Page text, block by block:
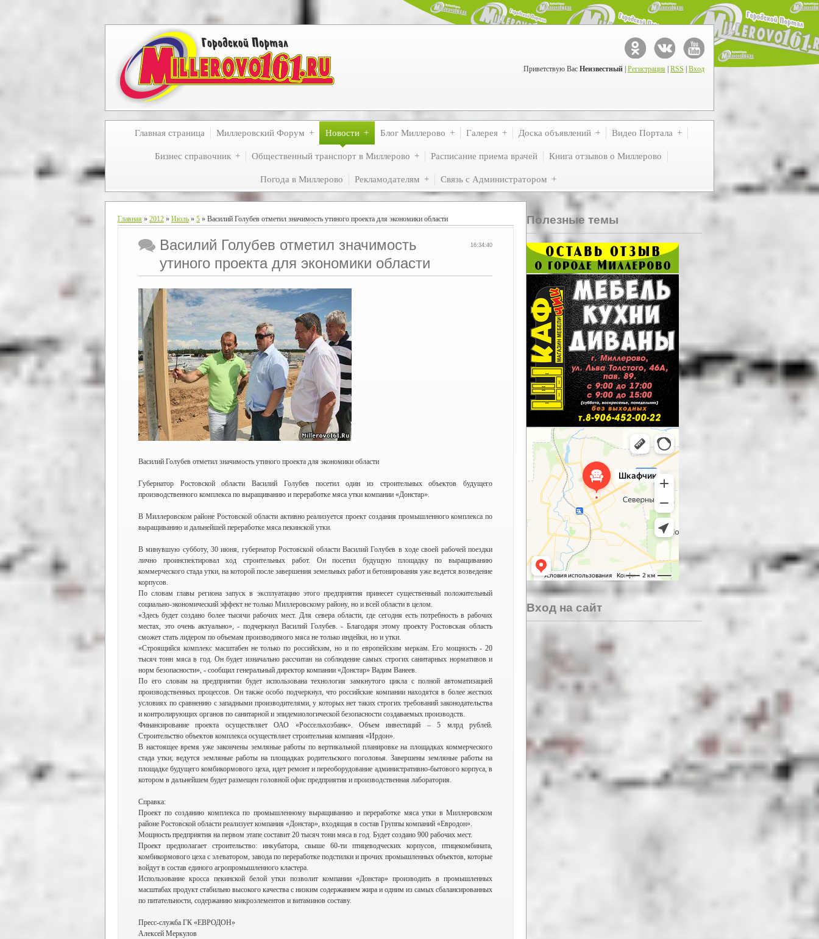
Приветствую Вас Неизвестный Регистрация RSS Вход
Главная страница Миллеровский Форум Новости Блог Миллерово Галерея Доска объявлений Видео Портала
Бизнес справочник Общественный транспорт в Миллерово Расписание приема врачей Книга отзывов о Миллерово
Погода в Миллерово Рекламодателям Связь с Администратором
Главная » 2012 » Июль » 5 » Василий Голубев отметил значимость утиного проекта для экономики области
16:34:40
Василий Голубев отметил значимость
утиного проекта для экономики области
Василий Голубев отметил значимость утиного проекта для экономики области
Губернатор Ростовской области Василий Голубев посетил один из строительных объектов будущего
производственного комплекса по выращиванию и переработке мяса утки компании «Донстар».
В Миллеровском районе Ростовской области активно реализуется проект создания промышленного комплекса по
выращиванию и дальнейшей переработке мяса пекинской утки.
В минувшую субботу, 30 июня, губернатор Ростовской области Василий Голубев в ходе своей рабочей поездки
лично проинспектировал ход строительных работ. Он посетил будущую площадку по выращиванию
коммерческого стада утки, на которой после завершения земельных работ и бетонирования уже ведется возведение
корпусов.
По словам главы региона запуск в эксплуатацию этого предприятия принесет существенный положительный
социально-экономический эффект не только Миллеровскому району, но и всей области в целом.
«Здесь будет создано более тысячи рабочих мест. Для севера области, где сегодня есть потребность в рабочих
местах, это очень актуально», - подчеркнул Василий Голубев. - Благодаря этому проекту Ростовская область
сможет стать лидером по объемам производимого мяса не только индейки, но и утки.
«Строящийся комплекс масштабен не только по российским, но и по европейским меркам. Его мощность - 20
тысяч тонн мяса в год. Он будет изначально рассчитан на соблюдение самых строгих санитарных нормативов и
норм безопасности», - сообщил генеральный директор компании «Донстар» Вадим Ванеев.
По его словам на предприятии будет использована технология замкнутого цикла с полной автоматизацией
производственных процессов. Он также особо подчеркнул, что российские компании находятся в более жестких
условиях по сравнению с западными производителями, у которых нет таких строгих требований законодательства
и контролирующих органов по санитарной и эпидемиологической безопасности создаваемых производств.
Финансирование проекта осуществляет ОАО «Россельхозбанк». Объем инвестиций – 5 млрд рублей.
Строительство объектов комплекса осуществляет строительная компания «Ирдон».
В настоящее время уже закончены земляные работы по вертикальной планировке на площадках коммерческого
стада утки; ведутся земляные работы на площадках родительского поголовья. Завершены земляные работы на
площадке будущего комбикормового цеха, идет ремонт и переоборудование административно-бытового корпуса, в
котором в дальнейшем будет размещен головной офис предприятия и производственная лаборатория.
Справка:
Проект по созданию комплекса по промышленному выращиванию и переработке мяса утки в Миллеровском
районе Ростовской области реализует компания «Донстар», входящая в состав Группы компаний «Евродон».
Мощность предприятия на первом этапе составит 20 тысяч тонн мяса в год. Будет создано 900 рабочих мест.
Проект предполагает строительство: инкубатора, свыше 60-ти птицеводческих корпусов, птицекомбината,
комбикормового цеха с элеватором, завода по переработке подстилки и прочих промышленных объектов, которые
войдут в состав единого агропромышленного кластера.
Использование кросса пекинской белой утки позволит компании «Донстар» производить в промышленных
масштабах продукт стабильно высокого качества с низким содержанием жира и одним из самых сбалансированных
по питательности, содержанию микроэлементов и витаминов составу.
Пресс-служба ГК «ЕВРОДОН»
Алексей Меркулов
Полезные темы
Вход на сайт